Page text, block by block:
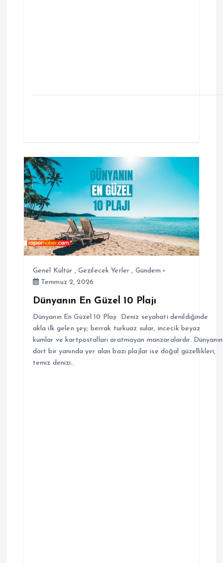
Genel Kültür , Gezilecek Yerler , Gündem
Temmuz 2, 2026
Dünyanın En Güzel 10 Plajı
Dünyanın En Güzel 10 Plajı Deniz seyahati denildiğinde
akla ilk gelen şey; berrak turkuaz sular, incecik beyaz
kumlar ve kartpostalları aratmayan manzaralardır. Dünyanın
dört bir yanında yer alan bazı plajlar ise doğal güzellikleri,
temiz denizi…